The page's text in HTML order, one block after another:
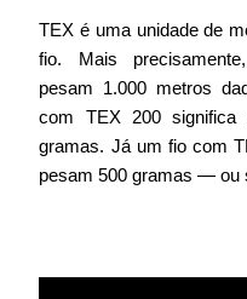
TEX é uma unidade de
fio. Mais
pesam 1.000 metros
com TEX 200 significa
gramas. Já um fio com
pesam 500 gramas — ou